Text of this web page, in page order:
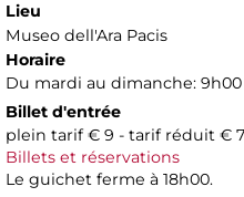
Lieu
Museo dell'Ara Pacis
Horaire
Du mardi au dimanche: 9h00
Billet d'entrée
plein tarif € 9 - tarif réduit € 7
Billets et réservations
Le guichet ferme à 18h00.